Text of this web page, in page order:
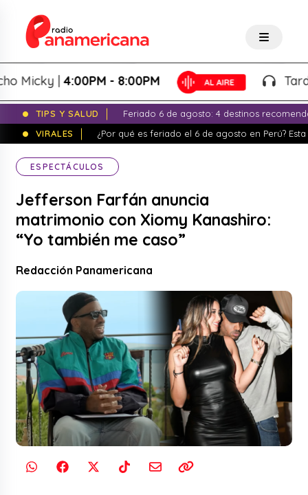
|4:00PM - 8:00PM Tardeo
TIPS Y SALUD
Feriado 6 de agosto: 4 destinos
VIRALES
¿Por qué es feriado el 6 de agosto en Perú?
ESPECTÁCULOS
Jefferson Farfán anuncia
matrimonio con Xiomy Kanashiro:
“Yo también me caso”
Redacción Panamericana